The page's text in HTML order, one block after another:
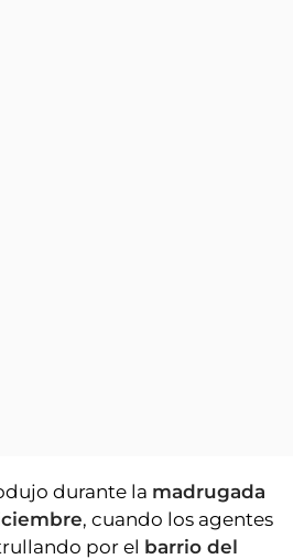
durante la madrugada
, cuando los agentes
por el barrio del